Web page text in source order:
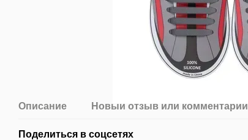
Описание Новый отзыв или комментарий
Поделиться в соцсетях